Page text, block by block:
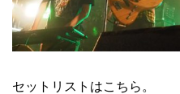
セットリストはこちら。